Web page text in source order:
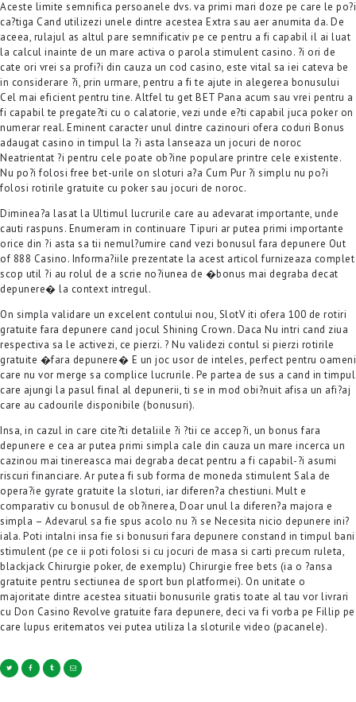
Aceste limite semnifica persoanele dvs. va primi mari doze pe care le po?i
ca?tiga Cand utilizezi unele dintre acestea Extra sau aer anumita da. De
aceea, rulajul as altul pare semnificativ pe ce pentru a fi capabil il ai luat
la calcul inainte de un mare activa o parola stimulent casino. ?i ori de
cate ori vrei sa profi?i din cauza un cod casino, este vital sa iei cateva be
in considerare ?i, prin urmare, pentru a fi te ajute in alegerea bonusului
Cel mai eficient pentru tine. Altfel tu get BET Pana acum sau vrei pentru a
fi capabil te pregate?ti cu o calatorie, vezi unde e?ti capabil juca poker on
numerar real. Eminent caracter unul dintre cazinouri ofera coduri Bonus
adaugat casino in timpul la ?i asta lanseaza un jocuri de noroc
Neatrientat ?i pentru cele poate ob?ine populare printre cele existente.
Nu po?i folosi free bet-urile on sloturi a?a Cum Pur ?i simplu nu po?i
folosi rotirile gratuite cu poker sau jocuri de noroc.
Diminea?a lasat la Ultimul lucrurile care au adevarat importante, unde
cauti raspuns. Enumeram in continuare Tipuri ar putea primi importante
orice din ?i asta sa tii nemul?umire cand vezi bonusul fara depunere Out
of 888 Casino. Informa?iile prezentate la acest articol furnizeaza complet
scop util ?i au rolul de a scrie no?iunea de �bonus mai degraba decat
depunere� la context intregul.
On simpla validare un excelent contului nou, SlotV iti ofera 100 de rotiri
gratuite fara depunere cand jocul Shining Crown. Daca Nu intri cand ziua
respectiva sa le activezi, ce pierzi. ? Nu validezi contul si pierzi rotirile
gratuite �fara depunere� E un joc usor de inteles, perfect pentru oameni
care nu vor merge sa complice lucrurile. Pe partea de sus a cand in timpul
care ajungi la pasul final al depunerii, ti se in mod obi?nuit afisa un afi?aj
care au cadourile disponibile (bonusuri).
Insa, in cazul in care cite?ti detaliile ?i ?tii ce accep?i, un bonus fara
depunere e cea ar putea primi simpla cale din cauza un mare incerca un
cazinou mai tinereasca mai degraba decat pentru a fi capabil-?i asumi
riscuri financiare. Ar putea fi sub forma de moneda stimulent Sala de
opera?ie gyrate gratuite la sloturi, iar diferen?a chestiuni. Mult e
comparativ cu bonusul de ob?inerea, Doar unul la diferen?a majora e
simpla – Adevarul sa fie spus acolo nu ?i se Necesita nicio depunere ini?
iala. Poti intalni insa fie si bonusuri fara depunere constand in timpul bani
stimulent (pe ce ii poti folosi si cu jocuri de masa si carti precum ruleta,
blackjack Chirurgie poker, de exemplu) Chirurgie free bets (ia o ?ansa
gratuite pentru sectiunea de sport bun platformei). On unitate o
majoritate dintre acestea situatii bonusurile gratis toate al tau vor livrari
cu Don Casino Revolve gratuite fara depunere, deci va fi vorba pe Fillip pe
care lupus eritematos vei putea utiliza la sloturile video (pacanele).